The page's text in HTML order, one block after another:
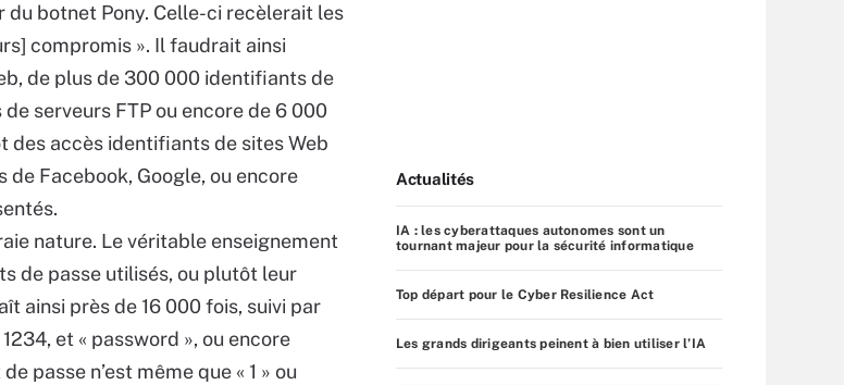
du botnet Pony. Celle-ci recèlerait les
compromis ». Il faudrait ainsi
de plus de 300 000 identifiants de
serveurs FTP ou encore de 6 000
des accès identifiants de sites Web
Facebook, Google, ou encore
nature. Le véritable enseignement
de passe utilisés, ou plutôt leur
ainsi près de 16 000 fois, suivi par
et « password », ou encore
passe n’est même que « 1 » ou
Actualités
IA : les cyberattaques autonomes sont un
tournant majeur pour la sécurité informatique
Top départ pour le Cyber Resilience Act
Les grands dirigeants peinent à bien utiliser l’IA